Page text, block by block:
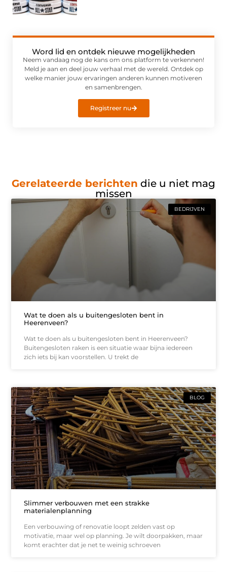
Word lid en ontdek nieuwe mogelijkheden
Neem vandaag nog de kans om ons platform te verkennen!
Meld je aan en deel jouw verhaal met de wereld. Ontdek op
welke manier jouw ervaringen anderen kunnen motiveren
en samenbrengen.
Registreer nu
Gerelateerde berichten die u niet mag
missen
BEDRIJVEN
Wat te doen als u buitengesloten bent in
Heerenveen?
Wat te doen als u buitengesloten bent in Heerenveen?
Buitengesloten raken is een situatie waar bijna iedereen
zich iets bij kan voorstellen. U trekt de
BLOG
Slimmer verbouwen met een strakke
materialenplanning
Een verbouwing of renovatie loopt zelden vast op
motivatie, maar wel op planning. Je wilt doorpakken, maar
komt erachter dat je net te weinig schroeven